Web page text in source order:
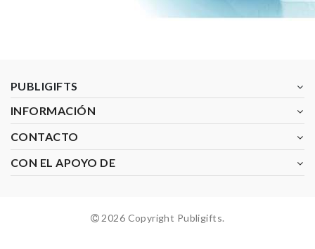
PUBLIGIFTS
INFORMACIÓN
CONTACTO
CON EL APOYO DE
2026 Copyright Publigifts.